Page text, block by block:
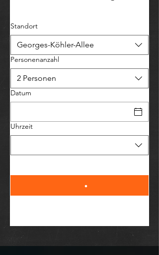
Standort
Georges-Köhler-Allee
Personenanzahl
2 Personen
Datum
Uhrzeit